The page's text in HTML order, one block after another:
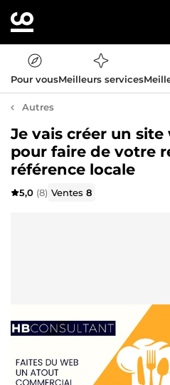
Pour vousMeilleurs services
Autres
Je vais créer un
pour faire de votre
référence locale
5,0 (8) Ventes8